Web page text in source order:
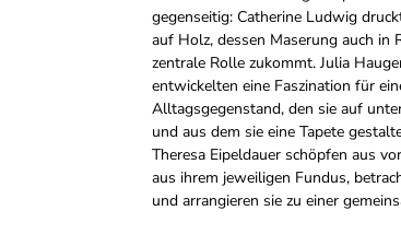
gegenseitig: Catherine Ludwig
auf Holz, dessen Maserung auch in
zentrale Rolle zukommt. Julia
entwickelten eine Faszination für
Alltagsgegenstand, den sie auf
und aus dem sie eine Tapete
Theresa Eipeldauer schöpfen aus
aus ihrem jeweiligen Fundus,
und arrangieren sie zu einer